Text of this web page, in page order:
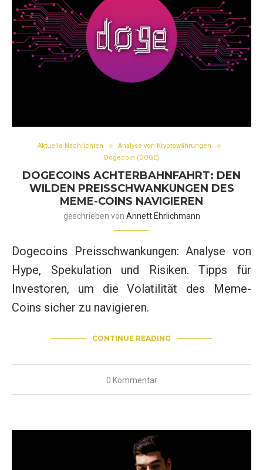
Aktuelle Nachrichten
Analyse von Kryptowährungen
Dogecoin (DOGE)
DOGECOINS ACHTERBAHNFAHRT: DEN
WILDEN PREISSCHWANKUNGEN DES
MEME-COINS NAVIGIEREN
geschrieben von Annett Ehrlichmann
Dogecoins Preisschwankungen: Analyse von
Hype, Spekulation und Risiken. Tipps für
Investoren, um die Volatilität des Meme-
Coins sicher zu navigieren.
CONTINUE READING
0 Kommentar